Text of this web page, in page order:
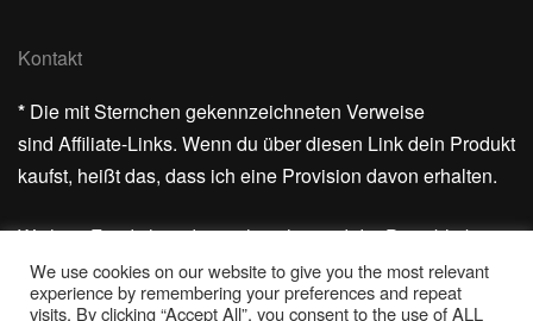
Kontakt
* Die mit Sternchen gekennzeichneten Verweise
sind Affiliate-Links. Wenn du über diesen Link dein Produkt
kaufst, heißt das, dass ich eine Provision davon erhalten.
Wichtig: Für dich ändert sich nichts und der Preis bleibt
gleich.
We use cookies on our website to give you the most relevant
experience by remembering your preferences and repeat
visits. By clicking “Accept All”, you consent to the use of ALL